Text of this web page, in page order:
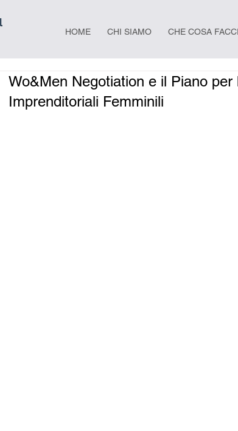
HOME CHI SIAMO CHE COSA
Wo&Men Negotiation e il Piano
Imprenditoriali Femminili